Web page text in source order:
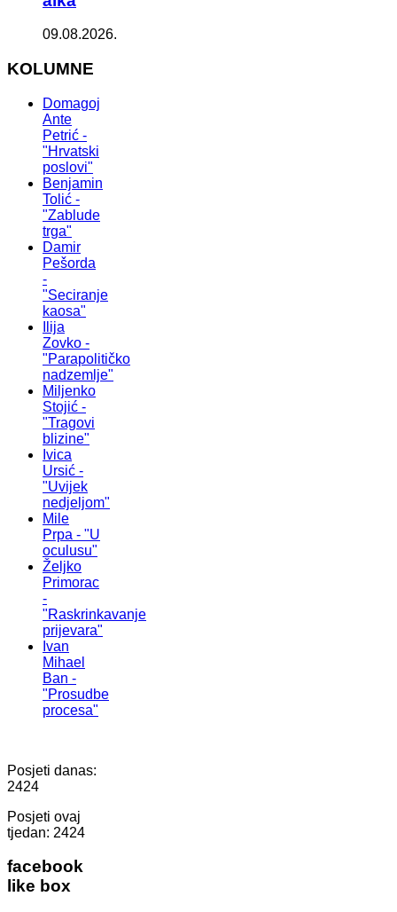
09.08.2026.
KOLUMNE
Domagoj
Ante
Petrić -
"Hrvatski
poslovi"
Benjamin
Tolić -
"Zablude
trga"
Damir
Pešorda
-
"Seciranje
kaosa"
Ilija
Zovko -
"Parapolitičko
nadzemlje"
Miljenko
Stojić -
"Tragovi
blizine"
Ivica
Ursić -
"Uvijek
nedjeljom"
Mile
Prpa - "U
oculusu"
Željko
Primorac
-
"Raskrinkavanje
prijevara"
Ivan
Mihael
Ban -
"Prosudbe
procesa"
Posjeti danas:
2424
Posjeti ovaj
tjedan: 2424
facebook
like box